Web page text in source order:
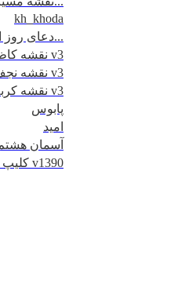
kh_khoda
دعای روز اول ماه مبارک رمضان...
نقشه کاظمین - 1395 v3
نقشه نجف - 1395 v3
نقشه کربلا - 1395 v3
پابوس
امید
آسمان
کلیپ اربعین v1390